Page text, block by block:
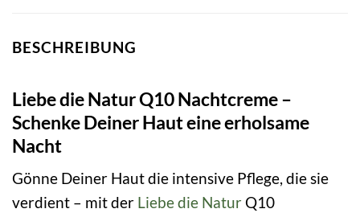
BESCHREIBUNG
Liebe die Natur Q10 Nachtcreme –
Schenke Deiner Haut eine erholsame
Nacht
Gönne Deiner Haut die intensive Pflege, die sie
verdient – mit der Liebe die Natur Q10